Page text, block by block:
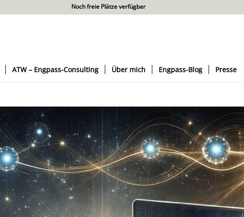
Noch freie Plätze verfügbar
ATW – Engpass-Consulting Über mich Engpass-Blog Presse